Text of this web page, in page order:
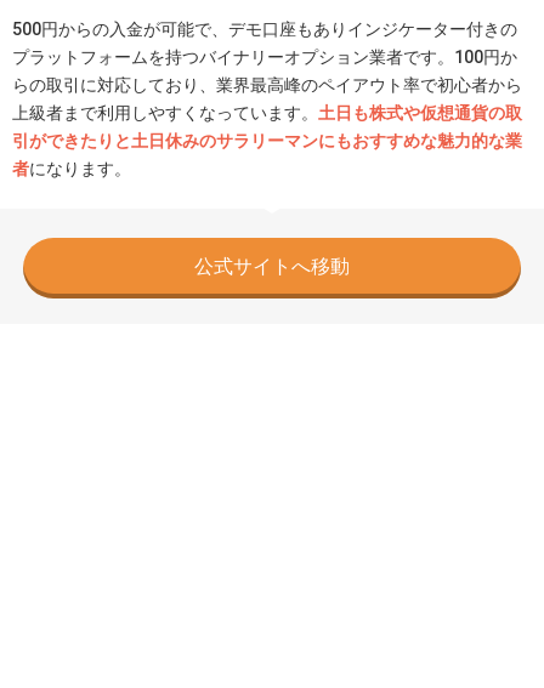
500円からの入金が可能で、デモ口座もありインジケーター付きの
プラットフォームを持つバイナリーオプション業者です。100円か
らの取引に対応しており、業界最高峰のペイアウト率で初心者から
上級者まで利用しやすくなっています。 土日も株式や仮想通貨の取
引ができたりと土日休みのサラリーマンにもおすすめな魅力的な業
者になります。
公式サイトへ移動